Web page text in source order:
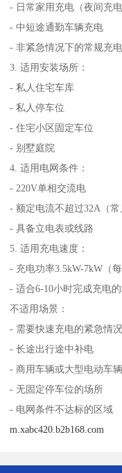
- 日常家用充电（夜间充
- 中短途通勤车辆充电
- 非紧急情况下的常规充电
3. 适用安装场所：
- 私人住宅车库
- 私人停车位
- 住宅小区固定车位
- 别墅庭院
4. 适用电网条件：
- 220V单相交流电
- 额定电流不超过32A（常
- 具备立电表或线路
5. 适用充电速度：
- 充电功率3.5kW-7kW（
- 适合6-10小时完成充电
不适用场景：
- 需要快速充电的紧急情况
- 长途出行途中补电
- 商用车辆或大型电动车辆
- 无固定停车位的场所
- 电网条件不达标的区域
m.xabc420.b2b168.com